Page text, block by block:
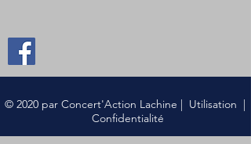
© 2020 par Concert'Action Lachine | Utilisation |
Confidentialité